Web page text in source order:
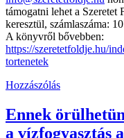
támogatni lehet a
keresztül, számlaszáma:
A könyvről bővebben:
https://szeretetfoldje.hu/
tortenetek
Hozzászólás
Ennek
a vízfogyasztás